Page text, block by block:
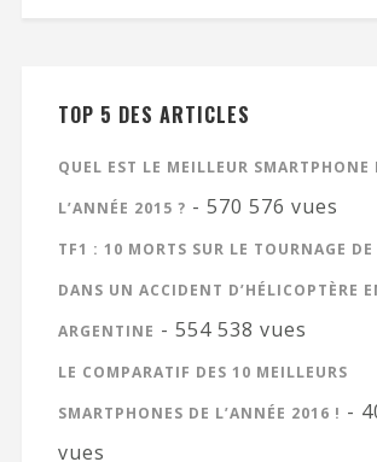
TOP 5 DES ARTICLES
QUEL EST LE MEILLEUR SMARTPHONE
L’ANNÉE 2015 ? - 570 576 vues
TF1 : 10 MORTS SUR LE TOURNAGE DE
DANS UN ACCIDENT D’HÉLICOPTÈRE
ARGENTINE - 554 538 vues
LE COMPARATIF DES 10 MEILLEURS
SMARTPHONES DE L’ANNÉE 2016 ! -
vues